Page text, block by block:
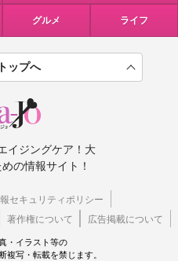
グルメ ライフ
ップへ
イジングケア！大
の情報サイト！
セキュリティポリシー
著作権について 広告掲載について
・イラスト等の
複写・転載を禁じます。